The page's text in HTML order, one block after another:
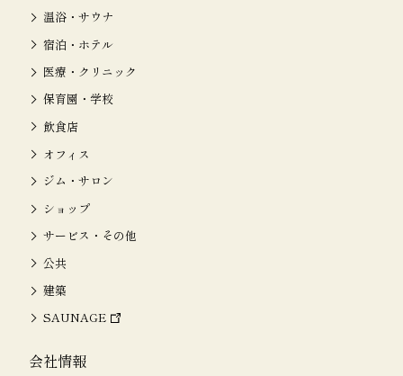
温浴・サウナ
宿泊・ホテル
医療・クリニック
保育園・学校
飲食店
オフィス
ジム・サロン
ショップ
サービス・その他
公共
建築
SAUNAGE
会社情報